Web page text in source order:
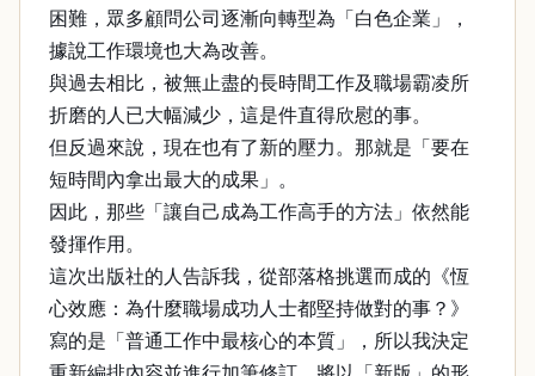
困難，眾多顧問公司逐漸向轉型為「白色企業」，
據說工作環境也大為改善。
與過去相比，被無止盡的長時間工作及職場霸凌所
折磨的人已大幅減少，這是件直得欣慰的事。
但反過來說，現在也有了新的壓力。那就是「要在
短時間內拿出最大的成果」。
因此，那些「讓自己成為工作高手的方法」依然能
發揮作用。
這次出版社的人告訴我，從部落格挑選而成的《恆
心效應：為什麼職場成功人士都堅持做對的事？》
寫的是「普通工作中最核心的本質」，所以我決定